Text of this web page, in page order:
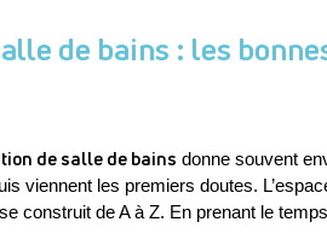
de bains : les
de salle de bains donne souvent
viennent les premiers doutes.
construit de A à Z. En prenant le